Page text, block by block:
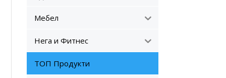
Мебел
Нега и Фитнес
ТОП Продукти